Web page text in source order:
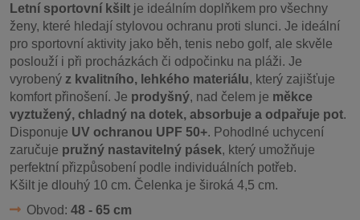
Letní sportovní kšilt je ideálním doplňkem pro všechny
ženy, které hledají stylovou ochranu proti slunci. Je ideální
pro sportovní aktivity jako běh, tenis nebo golf, ale skvěle
poslouží i při procházkách či odpočinku na pláži. Je
vyrobený z kvalitního, lehkého materiálu, který zajišťuje
komfort přinošení. Je prodyšný, nad čelem je měkce
vyztužený, chladný na dotek, absorbuje a odpařuje pot.
Disponuje UV ochranou UPF 50+. Pohodlné uchycení
zaručuje pružný nastavitelný pásek, který umožňuje
perfektní přizpůsobení podle individuálních potřeb.
Kšilt je dlouhý 10 cm. Čelenka je široká 4,5 cm.
Obvod: 48 - 65 cm